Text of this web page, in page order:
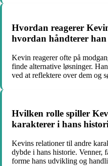
Hvordan reagerer
hvordan håndterer han
Kevin reagerer ofte på
finde alternative løsninger.
ved at reflektere over dem og
Hvilken rolle spiller
karakterer i hans
Kevins relationer til andre
dybde i hans historie. Venner,
forme hans udvikling og